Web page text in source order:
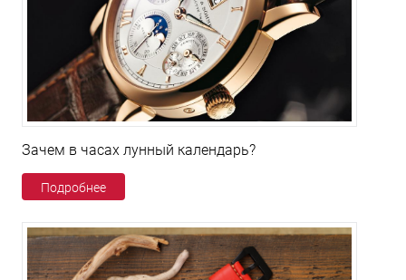
Зачем в часах лунный календарь?
Подробнее